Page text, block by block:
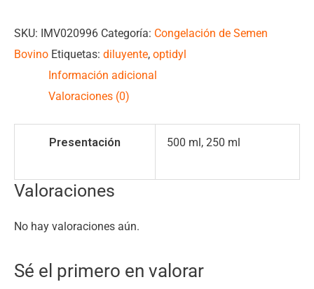
SKU: IMV020996 Categoría: Congelación de Semen
Bovino Etiquetas: diluyente, optidyl
Información adicional
Valoraciones (0)
Presentación 500 ml, 250 ml
Valoraciones
No hay valoraciones aún.
Sé el primero en valorar